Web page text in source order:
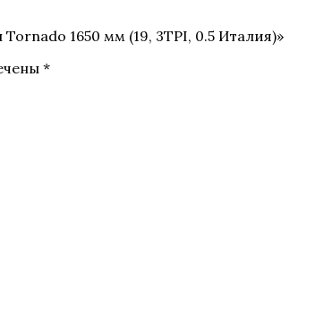
1650 мм (19, 3TPI, 0.5 Италия)»
*